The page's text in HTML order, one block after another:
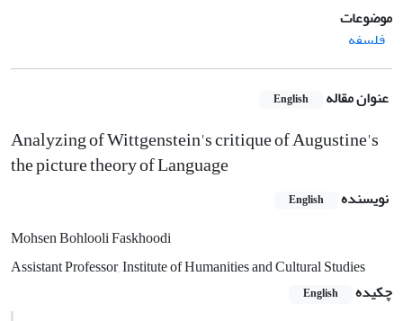
موضوعات
فلسفه
عنوان مقاله English
Analyzing of Wittgenstein's critique of Augustine's
the picture theory of Language
نویسنده English
Mohsen Bohlooli Faskhoodi
Assistant Professor, Institute of Humanities and Cultural Studies
چکیده
English